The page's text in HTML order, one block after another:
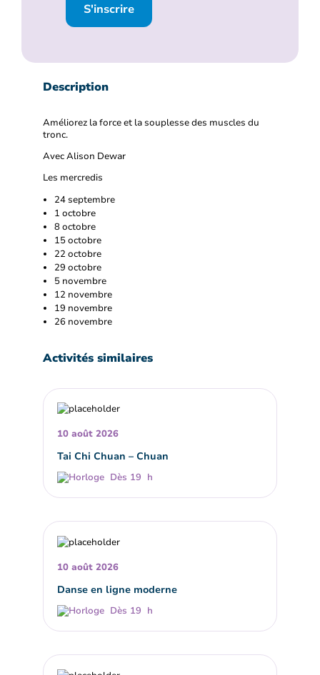
S'inscrire
Description
Améliorez la force et la souplesse des muscles du
tronc.
Avec Alison Dewar
Les mercredis
24 septembre
1 octobre
8 octobre
15 octobre
22 octobre
29 octobre
5 novembre
12 novembre
19 novembre
26 novembre
Activités similaires
10 août 2026
Tai Chi Chuan – Chuan
Dès 19 h
10 août 2026
Danse en ligne moderne
Dès 19 h